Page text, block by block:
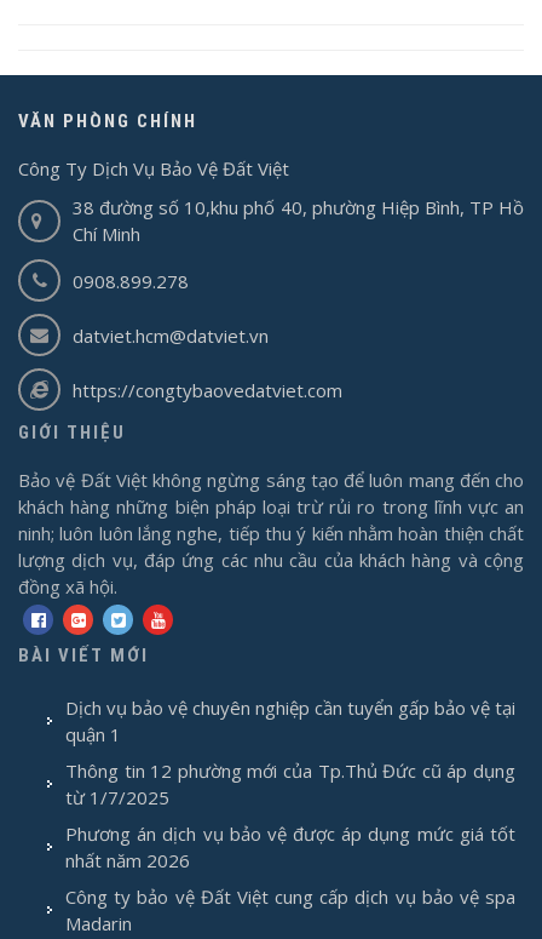
VĂN PHÒNG CHÍNH
Công Ty Dịch Vụ Bảo Vệ Đất Việt
38 đường số 10,khu phố 40, phường Hiệp Bình, TP Hồ
Chí Minh
0908.899.278
datviet.hcm@datviet.vn
https://congtybaovedatviet.com
GIỚI THIỆU
Bảo vệ Đất Việt không ngừng sáng tạo để luôn mang đến cho
khách hàng những biện pháp loại trừ rủi ro trong lĩnh vực an
ninh; luôn luôn lắng nghe, tiếp thu ý kiến nhằm hoàn thiện chất
lượng dịch vụ, đáp ứng các nhu cầu của khách hàng và cộng
đồng xã hội.
BÀI VIẾT MỚI
Dịch vụ bảo vệ chuyên nghiệp cần tuyển gấp bảo vệ tại
quận 1
Thông tin 12 phường mới của Tp.Thủ Đức cũ áp dụng
từ 1/7/2025
Phương án dịch vụ bảo vệ được áp dụng mức giá tốt
nhất năm 2026
Công ty bảo vệ Đất Việt cung cấp dịch vụ bảo vệ spa
Madarin